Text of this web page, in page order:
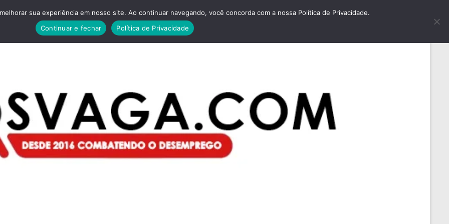
sua experiência em nosso site. Ao continuar navegando, você concorda com a nossa Política de Privacidade.
Continuar e fechar
Política de Privacidade